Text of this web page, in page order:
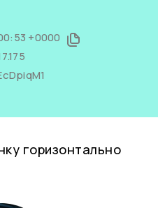
+0000
горизонтально